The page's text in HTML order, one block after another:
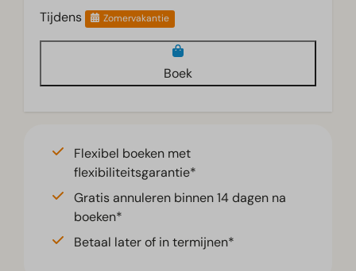
Tijdens Zomervakantie
Boek
Flexibel boeken met
flexibiliteitsgarantie*
Gratis annuleren binnen 14 dagen na
boeken*
Betaal later of in termijnen*